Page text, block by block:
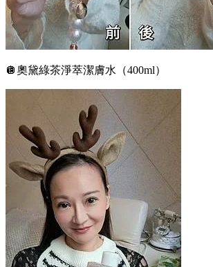
🪩奧黛綠茶淨萃潔膚水（400ml）